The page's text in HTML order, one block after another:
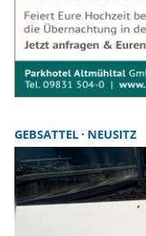
GEBSATTEL NEUSITZ